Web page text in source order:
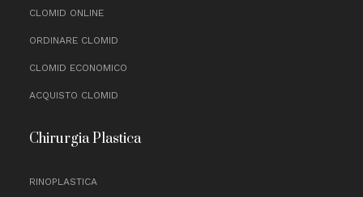
CLOMID ONLINE
ORDINARE CLOMID
CLOMID ECONOMICO
ACQUISTO CLOMID
Chirurgia Plastica
RINOPLASTICA